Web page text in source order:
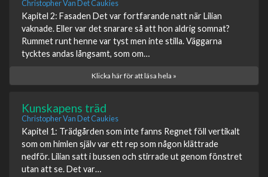
Christopher Van Det Caukies
Kapitel 2: Fasaden Det var fortfarande natt när Lilian
vaknade. Eller var det snarare så att hon aldrig somnat?
Rummet runt henne var tyst men inte stilla. Väggarna
tycktes andas långsamt, som om…
Klicka här för att läsa hela »
Kunskapens träd
Christopher Van Det Caukies
Kapitel 1: Trädgården som inte fanns Regnet föll vertikalt
som om himlen själv var ett rep som någon klättrade
nedför. Lilian satt i bussen och stirrade ut genom fönstret
utan att se. Det var…